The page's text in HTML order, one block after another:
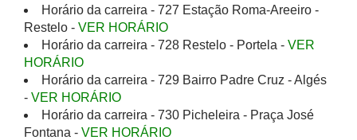
Horário da carreira - 727 Estação Roma-Areeiro -
Restelo - VER HORÁRIO
Horário da carreira - 728 Restelo - Portela - VER
HORÁRIO
Horário da carreira - 729 Bairro Padre Cruz - Algés
- VER HORÁRIO
Horário da carreira - 730 Picheleira - Praça José
Fontana - VER HORÁRIO